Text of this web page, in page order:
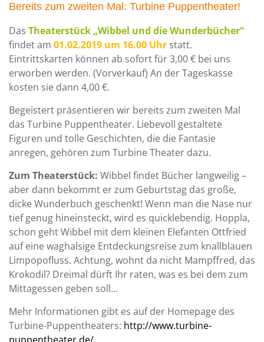
Bereits zum zweiten Mal: Turbine Puppentheater!
Das Theaterstück „Wibbel und die Wunderbücher“
findet am 01.02.2019 um 16.00 Uhr statt.
Eintrittskarten können ab sofort für 3,00 € bei uns
erworben werden. (Vorverkauf) An der Tageskasse
kosten sie dann 4,00 €.
Begeistert präsentieren wir bereits zum zweiten Mal
das Turbine Puppentheater. Liebevoll gestaltete
Figuren und tolle Geschichten, die die Fantasie
anregen, gehören zum Turbine Theater dazu.
Zum Theaterstück: Wibbel findet Bücher langweilig –
aber dann bekommt er zum Geburtstag das große,
dicke Wunderbuch geschenkt! Wenn man die Nase nur
tief genug hineinsteckt, wird es quicklebendig. Hoppla,
schon geht Wibbel mit dem kleinen Elefanten Ottfried
auf eine waghalsige Entdeckungsreise zum knallblauen
Limpopofluss. Achtung, wohnt da nicht Mampffred, das
Krokodil? Dreimal dürft Ihr raten, was es bei dem zum
Mittagessen geben soll…
Mehr Informationen gibt es auf der Homepage des
Turbine-Puppentheaters: http://www.turbine-